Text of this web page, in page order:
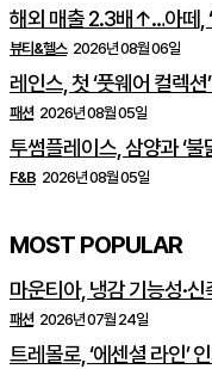
해외 매출 2.3배↑…아떼,
뷰티&헬스 2026년 08월 06일
레인스, 첫 ‘풋웨어 컬렉
패션 2026년 08월 05일
투썸플레이스, 삼양과 ‘불
F&B 2026년 08월 05일
MOST POPULAR
마운티아, 냉감 기능성·신
패션 2026년 07월 24일
트레몰로, ‘에센셜 라인’